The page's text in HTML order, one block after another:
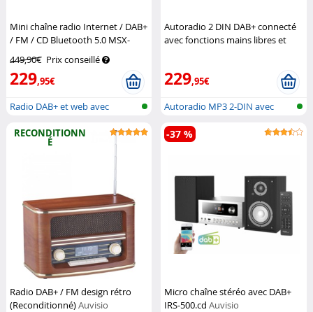
Mini chaîne radio Internet / DAB+
/ FM / CD Bluetooth 5.0 MSX-
VR-Radio
449,90€ Prix conseillé
229,95€
Radio DAB+ et web avec
Autoradio 2 DIN DAB+ connecté
avec fonctions mains libres et
229,95€
Autoradio MP3 2-DIN avec
DAB+, comp...
RECONDITIONN
É
Radio DAB+ / FM design rétro
(Reconditionné)Auvisio
Micro chaîne stéréo avec DAB+
IRS-500.cdAuvisio
-37 %